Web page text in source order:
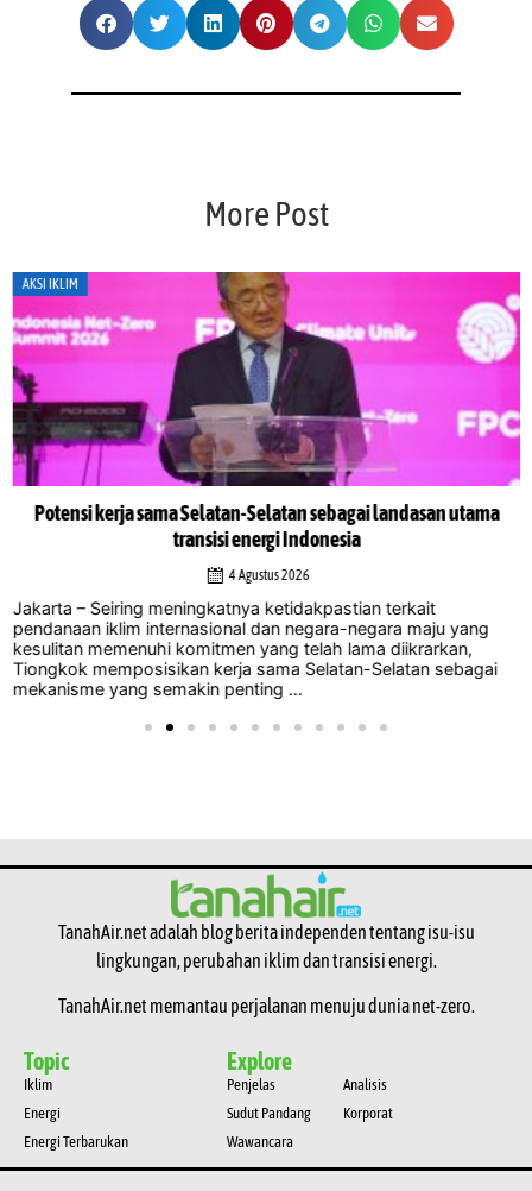
More Post
AKSI IKLIM
Potensi kerja sama Selatan-Selatan sebagai landasan utama
transisi energi Indonesia
4 Agustus 2026
Jakarta – Seiring meningkatnya ketidakpastian terkait
pendanaan iklim internasional dan negara-negara maju yang
kesulitan memenuhi komitmen yang telah lama diikrarkan,
Tiongkok memposisikan kerja sama Selatan-Selatan sebagai
mekanisme yang semakin penting ...
TanahAir.net adalah blog berita independen tentang isu-isu
lingkungan, perubahan iklim dan transisi energi.
TanahAir.net memantau perjalanan menuju dunia net-zero.
Topic
Iklim
Energi
Energi Terbarukan
Explore
Penjelas
Sudut Pandang
Wawancara
Analisis
Korporat